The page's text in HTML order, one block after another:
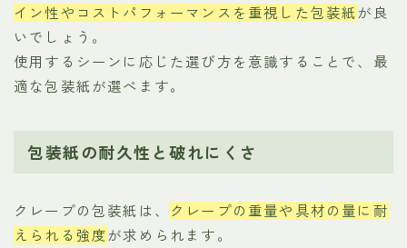
イン性やコストパフォーマンスを重視した包装紙が良
いでしょう。
使用するシーンに応じた選び方を意識することで、最
適な包装紙が選べます。
包装紙の耐久性と破れにくさ
クレープの包装紙は、 クレープの重量や具材の量に耐
えられる強度が求められます。